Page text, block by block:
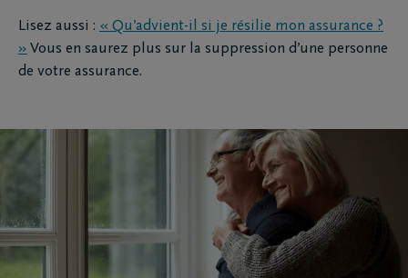
Lisez aussi : « Qu’advient-il si je résilie mon assurance ?
» Vous en saurez plus sur la suppression d’une personne
de votre assurance.